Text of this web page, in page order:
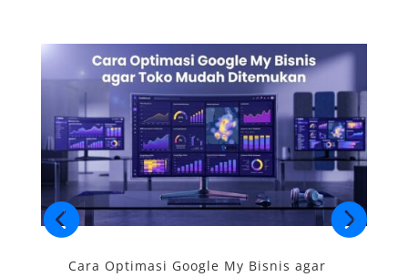
Cara Optimasi Google My Bisnis agar